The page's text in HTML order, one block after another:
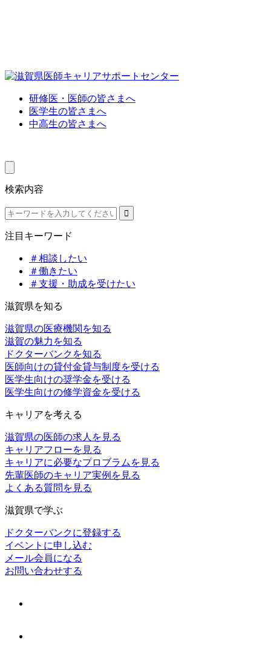
研修医・医師の皆さまへ
医学生の皆さまへ
中高生の皆さまへ
検索内容
注目キーワード
＃相談したい
＃働きたい
＃支援・助成を受けたい
滋賀県を知る
滋賀県の医療機関を知る
滋賀の魅力を知る
ドクターバンクを知る
医師向けの貸付金貸与制度を受ける
医学生向けの奨学金を受ける
医学生向けの修学資金を受ける
キャリアを考える
滋賀県の医師の求人を見る
キャリアフローを見る
キャリアに必要なプロブラムを見る
先輩医師のキャリア実例を見る
よくある質問を見る
滋賀県で学ぶ
ドクターバンクに登録する
イベントに申し込む
メール会員になる
お問い合わせする